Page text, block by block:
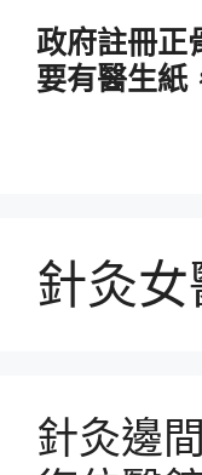
政府註冊正
要有醫生紙
針灸
針灸邊